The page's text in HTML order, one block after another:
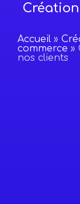
Accueil »
commerce »
nos clients